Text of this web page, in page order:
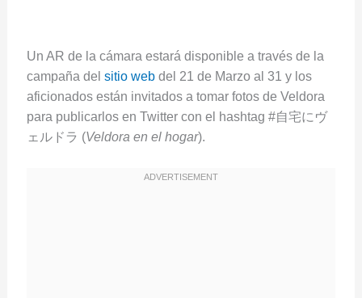
Un AR de la cámara estará disponible a través de la
campaña del sitio webdel 21 de Marzo al 31 y los
aficionados están invitados a tomar fotos de Veldora
para publicarlos en Twitter con el hashtag #自宅にヴ
ェルドラ (Veldora en el hogar).